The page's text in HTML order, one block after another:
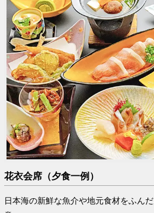
花衣会席（夕食一例）
日本海の新鮮な魚介や地元食材をふん